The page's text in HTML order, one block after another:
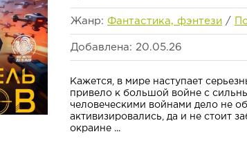
Жанр: Фантастика, фэнтези /
Добавлена: 20.05.26
Кажется, в мире наступает
привело к большой войне с
человеческими войнами дело не
активизировались, да и не стоит
окраине ...